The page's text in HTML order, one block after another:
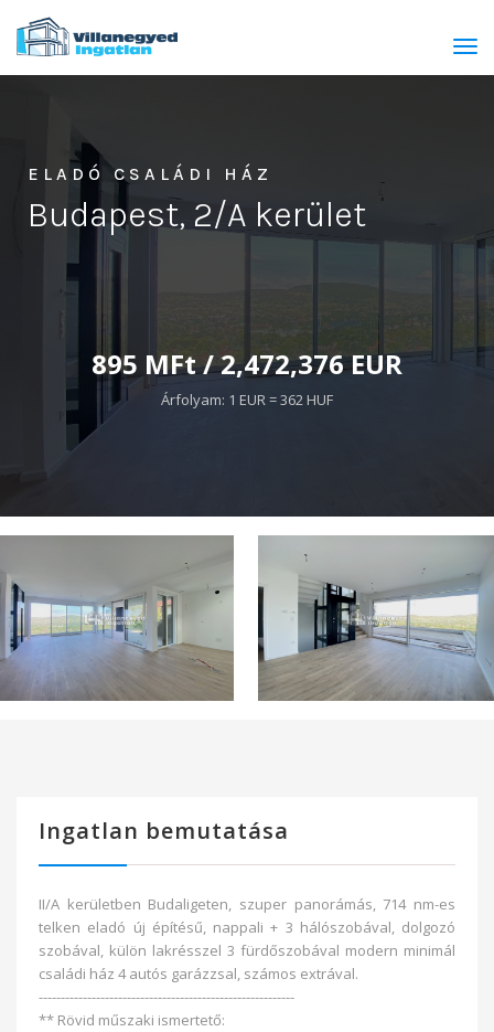
ELADÓ CSALÁDI HÁZ
Budapest, 2/A kerület
895 MFt / 2,472,376 EUR
Árfolyam: 1 EUR = 362 HUF
Ingatlan bemutatása
II/A kerületben Budaligeten, szuper panorámás, 714 nm-es
telken eladó új építésű, nappali + 3 hálószobával, dolgozó
szobával, külön lakrésszel 3 fürdőszobával modern minimál
családi ház 4 autós garázzsal, számos extrával.
----------------------------------------------------------
** Rövid műszaki ismertető: